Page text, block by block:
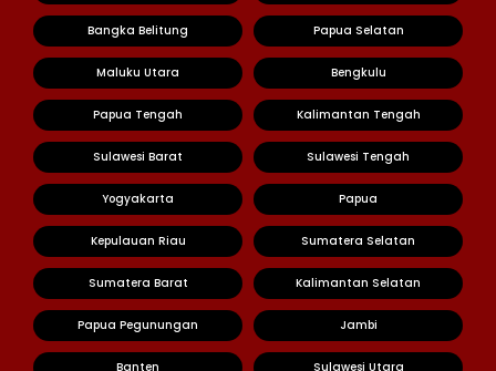
Bangka Belitung Papua Selatan
Maluku Utara Bengkulu
Papua Tengah Kalimantan Tengah
Sulawesi Barat Sulawesi Tengah
Yogyakarta Papua
Kepulauan Riau Sumatera Selatan
Sumatera Barat Kalimantan Selatan
Papua Pegunungan Jambi
Banten Sulawesi Utara